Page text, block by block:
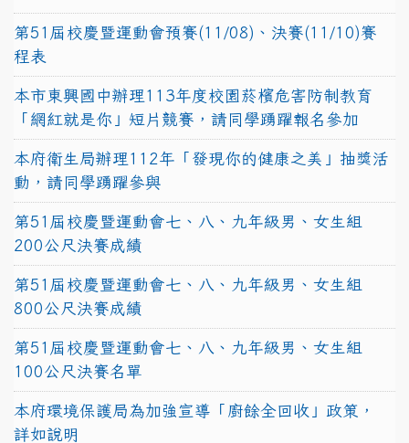
第51屆校慶暨運動會預賽(11/08)、決賽(11/10)賽
程表
本市東興國中辦理113年度校園菸檳危害防制教育
「網紅就是你」短片競賽，請同學踴躍報名參加
本府衛生局辦理112年「發現你的健康之美」抽獎活
動，請同學踴躍參與
第51屆校慶暨運動會七、八、九年級男、女生組
200公尺決賽成績
第51屆校慶暨運動會七、八、九年級男、女生組
800公尺決賽成績
第51屆校慶暨運動會七、八、九年級男、女生組
100公尺決賽名單
本府環境保護局為加強宣導「廚餘全回收」政策，
詳如說明